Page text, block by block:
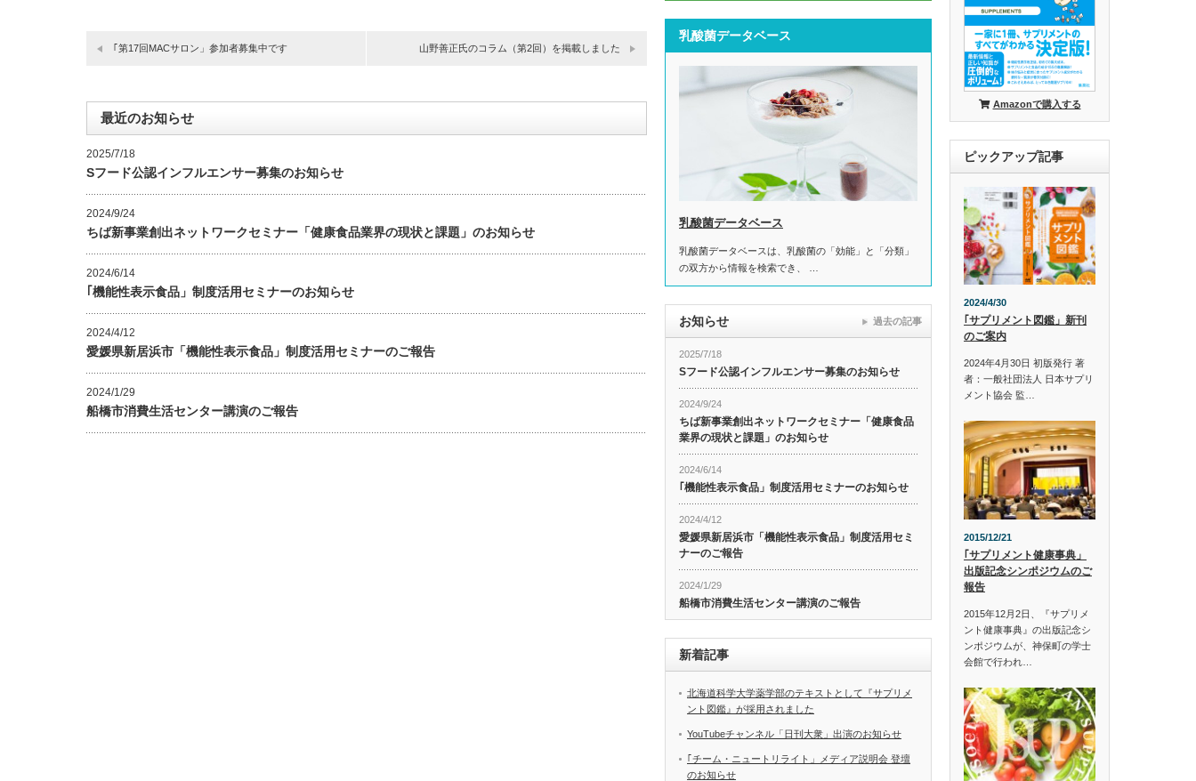
｢第17回MACサロン」参加者募集中です 山野善正氏のコラム（第2回）を掲載しました
最近のお知らせ
2025/7/18
Sフード公認インフルエンサー募集のお知らせ
2024/9/24
ちば新事業創出ネットワークセミナー「健康食品業界の現状と課題」のお知らせ
2024/6/14
｢機能性表示食品」制度活用セミナーのお知らせ
2024/4/12
愛媛県新居浜市「機能性表示食品」制度活用セミナーのご報告
2024/1/29
船橋市消費生活センター講演のご報告
乳酸菌データベース
乳酸菌データベース
乳酸菌データベースは、乳酸菌の「効能」と「分類」
の双方から情報を検索でき、 …
お知らせ
2025/7/18
Sフード公認インフルエンサー募集のお知らせ
2024/9/24
ちば新事業創出ネットワークセミナー「健康食品
業界の現状と課題」のお知らせ
2024/6/14
｢機能性表示食品」制度活用セミナーのお知らせ
2024/4/12
愛媛県新居浜市「機能性表示食品」制度活用セミ
ナーのご報告
2024/1/29
船橋市消費生活センター講演のご報告
過去の記事
新着記事
北海道科学大学薬学部のテキストとして『サプリメ
ント図鑑』が採用されました
YouTubeチャンネル「日刊大衆」出演のお知らせ
｢チーム・ニュートリライト」メディア説明会 登壇
のお知らせ
Amazonで購入する
ピックアップ記事
2024/4/30
｢サプリメント図鑑」新刊
のご案内
2024年4月30日 初版発行 著
者：一般社団法人 日本サプリ
メント協会 監…
2015/12/21
｢サプリメント健康事典」
出版記念シンポジウムのご
報告
2015年12月2日、『サプリメ
ント健康事典』の出版記念シ
ンポジウムが、神保町の学士
会館で行われ…